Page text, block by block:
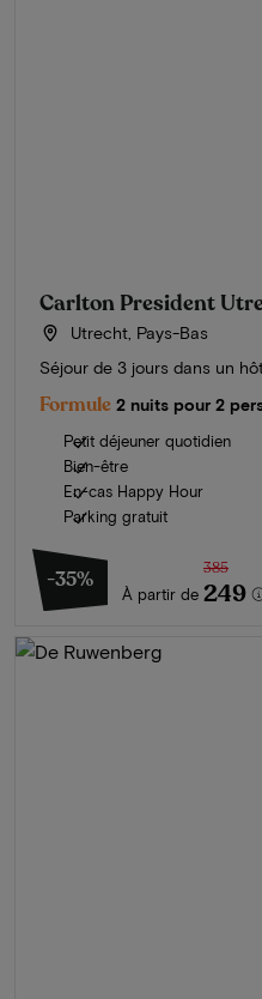
Carlton President
Utrecht, Pays-Bas
Séjour de 3 jours dans un
Formule 2 nuits pour 2
Petit déjeuner quotidien
Bien-être
En-cas Happy Hour
Parking gratuit
-35%
À partir de
385
249